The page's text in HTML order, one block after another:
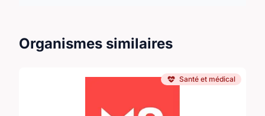
Organismes similaires
Santé et médical